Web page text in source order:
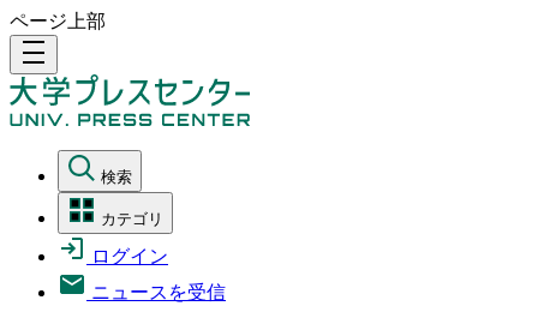
ページ上部
density_medium
検索
カテゴリ
ログイン
ニュースを受信